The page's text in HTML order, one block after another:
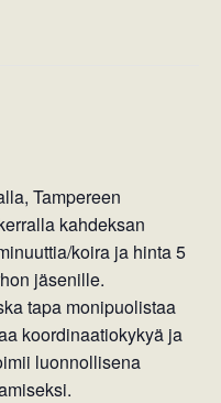
Tampereen
kahdeksan
koira ja hinta 5
jäsenille.
tapa monipuolistaa
koordinaatiokykyä ja
luonnollisena